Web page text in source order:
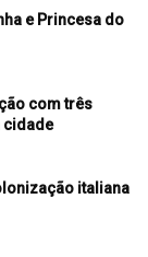
e Princesa do
com três
cidade
italiana